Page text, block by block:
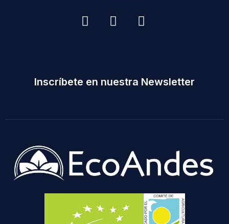
Inscríbete en nuestra Newsletter